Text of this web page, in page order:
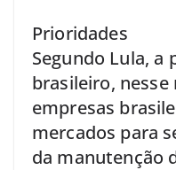
Prioridades
Segundo Lula, a
brasileiro,
empresas
mercados para
da manutenção